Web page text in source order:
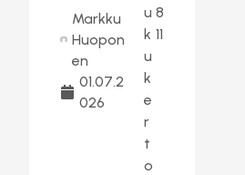
Markku
Huopon
en
01.07.2
026
u
k
u
k
e
r
t
o
8
11